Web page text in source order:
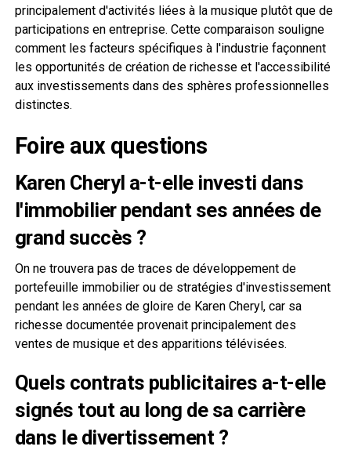
principalement d'activités liées à la musique plutôt que de
participations en entreprise. Cette comparaison souligne
comment les facteurs spécifiques à l'industrie façonnent
les opportunités de création de richesse et l'accessibilité
aux investissements dans des sphères professionnelles
distinctes.
Foire aux questions
Karen Cheryl a-t-elle investi dans
l'immobilier pendant ses années de
grand succès ?
On ne trouvera pas de traces de développement de
portefeuille immobilier ou de stratégies d'investissement
pendant les années de gloire de Karen Cheryl, car sa
richesse documentée provenait principalement des
ventes de musique et des apparitions télévisées.
Quels contrats publicitaires a-t-elle
signés tout au long de sa carrière
dans le divertissement ?